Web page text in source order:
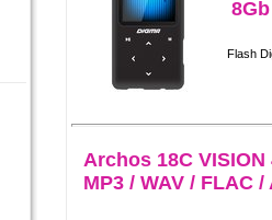
Flash
Archos 18C VISION
MP3 / WAV / FLAC /